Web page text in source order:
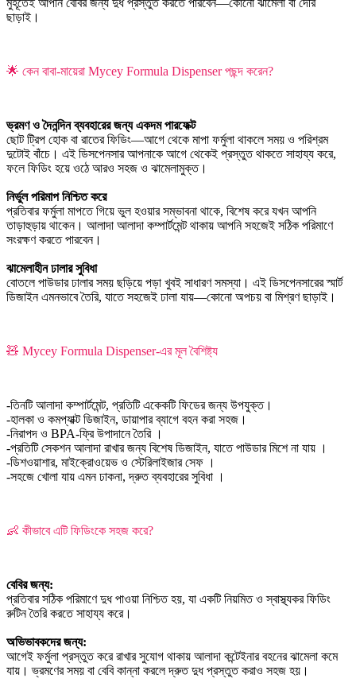
ছাড়াই।
🌟 কেন বাবা-মায়েরা Mycey Formula Dispenser পছন্দ করেন?
ভ্রমণ ও দৈনন্দিন ব্যবহারের জন্য একদম পারফেক্ট
ছোট ট্রিপ হোক বা রাতের ফিডিং—আগে থেকে মাপা ফর্মুলা থাকলে সময় ও পরিশ্রম
দুটোই বাঁচে। এই ডিসপেনসার আপনাকে আগে থেকেই প্রস্তুত থাকতে সাহায্য করে,
ফলে ফিডিং হয়ে ওঠে আরও সহজ ও ঝামেলামুক্ত।
নির্ভুল পরিমাপ নিশ্চিত করে
প্রতিবার ফর্মুলা মাপতে গিয়ে ভুল হওয়ার সম্ভাবনা থাকে, বিশেষ করে যখন আপনি
তাড়াহুড়ায় থাকেন। আলাদা আলাদা কম্পার্টমেন্ট থাকায় আপনি সহজেই সঠিক পরিমাণে
সংরক্ষণ করতে পারবেন।
ঝামেলাহীন ঢালার সুবিধা
বোতলে পাউডার ঢালার সময় ছড়িয়ে পড়া খুবই সাধারণ সমস্যা। এই ডিসপেনসারের স্মার্ট
ডিজাইন এমনভাবে তৈরি, যাতে সহজেই ঢালা যায়—কোনো অপচয় বা মিশ্রণ ছাড়াই।
🧸 Mycey Formula Dispenser-এর মূল বৈশিষ্ট্য
-তিনটি আলাদা কম্পার্টমেন্ট, প্রতিটি একেকটি ফিডের জন্য উপযুক্ত।
-হালকা ও কমপ্যাক্ট ডিজাইন, ডায়াপার ব্যাগে বহন করা সহজ।
-নিরাপদ ও BPA-ফ্রি উপাদানে তৈরি ।
-প্রতিটি সেকশন আলাদা রাখার জন্য বিশেষ ডিজাইন, যাতে পাউডার মিশে না যায় ।
-ডিশওয়াশার, মাইক্রোওয়েভ ও স্টেরিলাইজার সেফ ।
-সহজে খোলা যায় এমন ঢাকনা, দ্রুত ব্যবহারের সুবিধা ।
👶 কীভাবে এটি ফিডিংকে সহজ করে?
বেবির জন্য:
প্রতিবার সঠিক পরিমাণে দুধ পাওয়া নিশ্চিত হয়, যা একটি নিয়মিত ও স্বাস্থ্যকর ফিডিং
রুটিন তৈরি করতে সাহায্য করে।
অভিভাবকদের জন্য:
আগেই ফর্মুলা প্রস্তুত করে রাখার সুযোগ থাকায় আলাদা কন্টেইনার বহনের ঝামেলা কমে
যায়। ভ্রমণের সময় বা বেবি কান্না করলে দ্রুত দুধ প্রস্তুত করাও সহজ হয়।